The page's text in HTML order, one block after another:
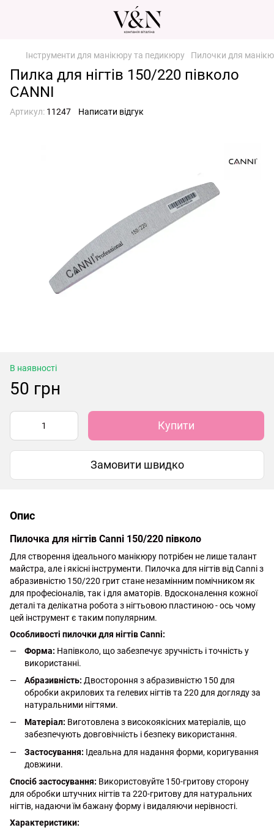
Інструменти для манікюру та педикюру Пилочки для
Пилка для нігтів 150/220 півколо
CANNI
Артикул: 11247 Написати відгук
В наявності
50 грн
Купити
Замовити швидко
Опис
Пилочка для нігтів Canni 150/220 півколо
Для створення ідеального манікюру потрібен не лише талант
майстра, але і якісні інструменти. Пилочка для нігтів від Canni з
абразивністю 150/220 грит стане незамінним помічником як
для професіоналів, так і для аматорів. Вдосконалення кожної
деталі та делікатна робота з нігтьовою пластиною - ось чому
цей інструмент є таким популярним.
Особливості пилочки для нігтів Canni:
Форма: Напівколо, що забезпечує зручність і точність у
використанні.
Абразивність: Двостороння з абразивністю 150 для
обробки акрилових та гелевих нігтів та 220 для догляду за
натуральними нігтями.
Матеріал: Виготовлена з високоякісних матеріалів, що
забезпечують довговічність і безпеку використання.
Застосування: Ідеальна для надання форми, коригування
довжини.
Спосіб застосування: Використовуйте 150-гритову сторону
для обробки штучних нігтів та 220-гритову для натуральних
нігтів, надаючи їм бажану форму і видаляючи нерівності.
Характеристики: